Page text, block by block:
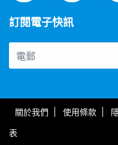
訂閱電子快訊
關於我們 使用條款
表